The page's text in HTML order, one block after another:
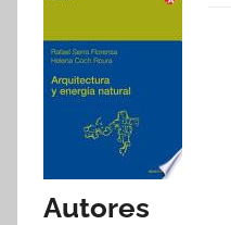
Autores